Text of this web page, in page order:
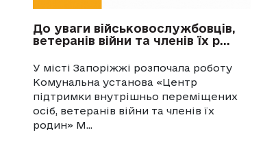
До уваги військовослужбовців,
ветеранів війни та членів їх р...
У місті Запоріжжі розпочала роботу
Комунальна установа «Центр
підтримки внутрішньо переміщених
осіб, ветеранів війни та членів їх
родин» М...